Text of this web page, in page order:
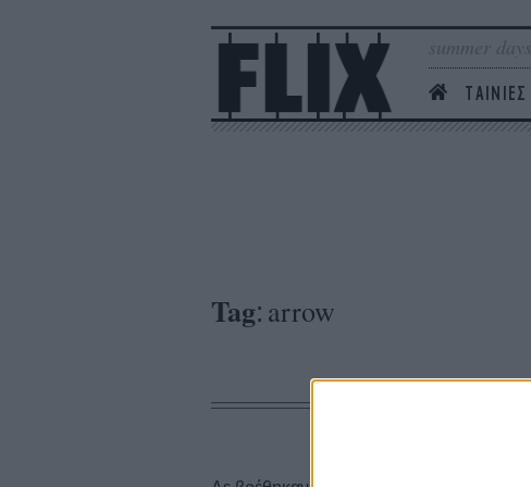
summer days
ΤΑΙΝΙΕΣ
Tag: arrow